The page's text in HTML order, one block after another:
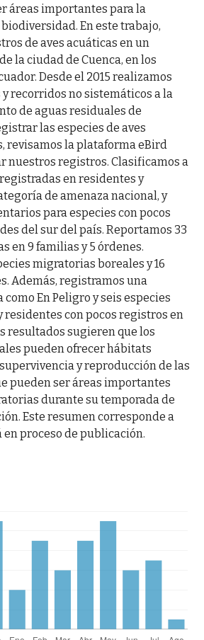
áreas importantes para la
En este trabajo,
de aves acuáticas en un
la ciudad de Cuenca, en los
Desde el 2015 realizamos
recorridos no sistemáticos a la
de aguas residuales de
las especies de aves
revisamos la plataforma eBird
nuestros registros. Clasificamos a
en residentes y
de amenaza nacional, y
para especies con pocos
del sur del país. Reportamos 33
en 9 familias y 5 órdenes.
migratorias boreales y 16
Además, registramos una
En Peligro y seis especies
con pocos registros en
resultados sugieren que los
pueden ofrecer hábitats
y reproducción de las
pueden ser áreas importantes
durante su temporada de
Este resumen corresponde a
en proceso de publicación.